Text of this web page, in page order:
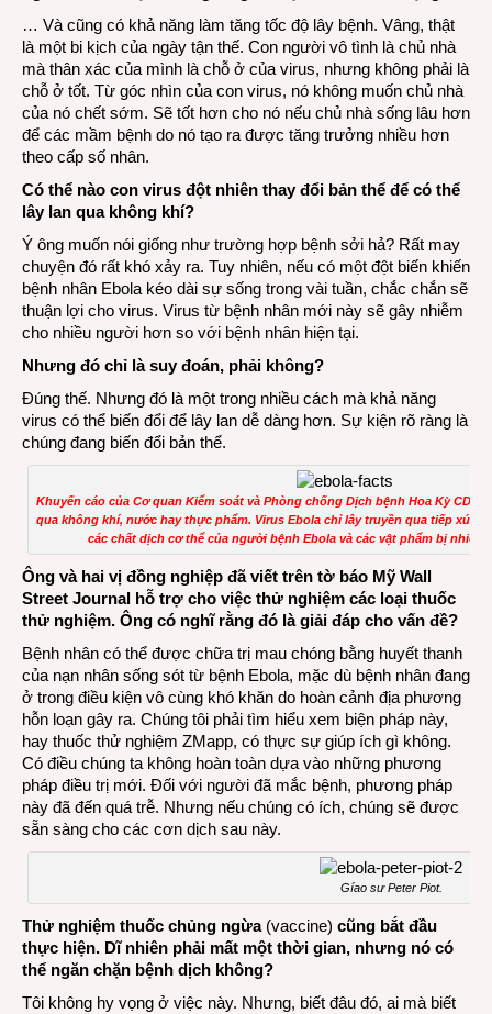
… Và cũng có khả năng làm tăng tốc độ lây bệnh. Vâng, thật
là một bi kịch của ngày tận thế. Con người vô tình là chủ nhà
mà thân xác của mình là chỗ ở của virus, nhưng không phải là
chỗ ở tốt. Từ góc nhìn của con virus, nó không muốn chủ nhà
của nó chết sớm. Sẽ tốt hơn cho nó nếu chủ nhà sống lâu hơn
để các mầm bệnh do nó tạo ra được tăng trưởng nhiều hơn
theo cấp số nhân.
Có thể nào con virus đột nhiên thay đổi bản thể để có thể
lây lan qua không khí?
Ý ông muốn nói giống như trường hợp bệnh sởi hả? Rất may
chuyện đó rất khó xảy ra. Tuy nhiên, nếu có một đột biến khiến
bệnh nhân Ebola kéo dài sự sống trong vài tuần, chắc chắn sẽ
thuận lợi cho virus. Virus từ bệnh nhân mới này sẽ gây nhiễm
cho nhiều người hơn so với bệnh nhân hiện tại.
Nhưng đó chỉ là suy đoán, phải không?
Đúng thế. Nhưng đó là một trong nhiều cách mà khả năng
virus có thể biến đổi để lây lan dễ dàng hơn. Sự kiện rõ ràng là
chúng đang biến đổi bản thể.
Khuyến cáo của Cơ quan Kiểm soát và Phòng chống Dịch bệnh Hoa Kỳ CDC.
qua không khí, nước hay thực phẩm. Virus Ebola chỉ lây truyền qua tiếp xúc
các chất dịch cơ thể của người bệnh Ebola và các vật phẩm bị
Ông và hai vị đồng nghiệp đã viết trên tờ báo Mỹ Wall
Street Journal hỗ trợ cho việc thử nghiệm các loại thuốc
thử nghiệm. Ông có nghĩ rằng đó là giải đáp cho vấn đề?
Bệnh nhân có thể được chữa trị mau chóng bằng huyết thanh
của nạn nhân sống sót từ bệnh Ebola, mặc dù bệnh nhân đang
ở trong điều kiện vô cùng khó khăn do hoàn cảnh địa phương
hỗn loạn gây ra. Chúng tôi phải tìm hiểu xem biện pháp này,
hay thuốc thử nghiệm ZMapp, có thực sự giúp ích gì không.
Có điều chúng ta không hoàn toàn dựa vào những phương
pháp điều trị mới. Đối với người đã mắc bệnh, phương pháp
này đã đến quá trễ. Nhưng nếu chúng có ích, chúng sẽ được
sẵn sàng cho các cơn dịch sau này.
Gíao sư Peter Piot.
Thử nghiệm thuốc chủng ngừa (vaccine) cũng bắt đầu
thực hiện. Dĩ nhiên phải mất một thời gian, nhưng nó có
thể ngăn chặn bệnh dịch không?
Tôi không hy vọng ở việc này. Nhưng, biết đâu đó, ai mà biết